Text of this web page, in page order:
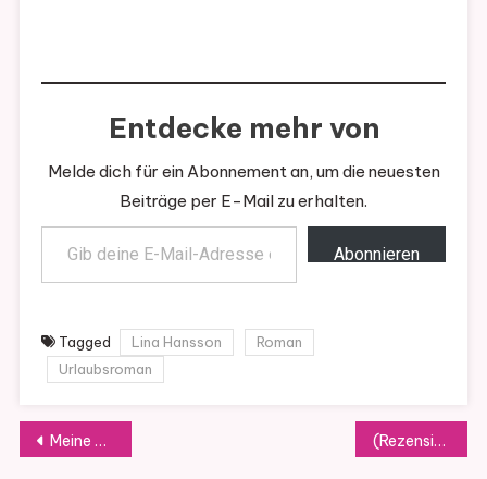
Entdecke mehr von
Melde dich für ein Abonnement an, um die neuesten
Beiträge per E-Mail zu erhalten.
Gib deine E-Mail-Adresse ein ...
Abonnieren
Tagged Lina Hansson
Roman
Urlaubsroman
Beitragsnavigation
Meine Woche (Rezension) Der Salon am Rosenplatz von Caroline Jansen (Band 1)